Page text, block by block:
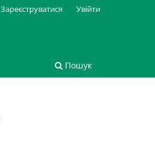
Пошук
Зареєструватися Увійти